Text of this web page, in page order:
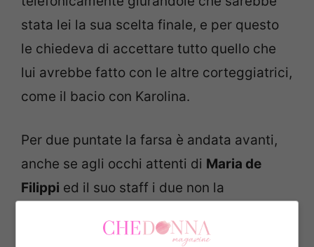
stata lei la sua scelta finale, e per questo
le chiedeva di accettare tutto quello che
lui avrebbe fatto con le altre corteggiatrici,
come il bacio con Karolina.
Per due puntate la farsa è andata avanti,
anche se agli occhi attenti di Maria de
Filippi ed il suo staff i due non la
cambiamento di atteggiamento